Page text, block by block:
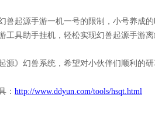
兽起源手游一机一号的限制，小号养成
工具助手挂机，轻松实现幻兽起源手游离
源》幻兽系统，希望对小伙伴们顺利的研
： http://www.ddyun.com/tools/hsqt.html